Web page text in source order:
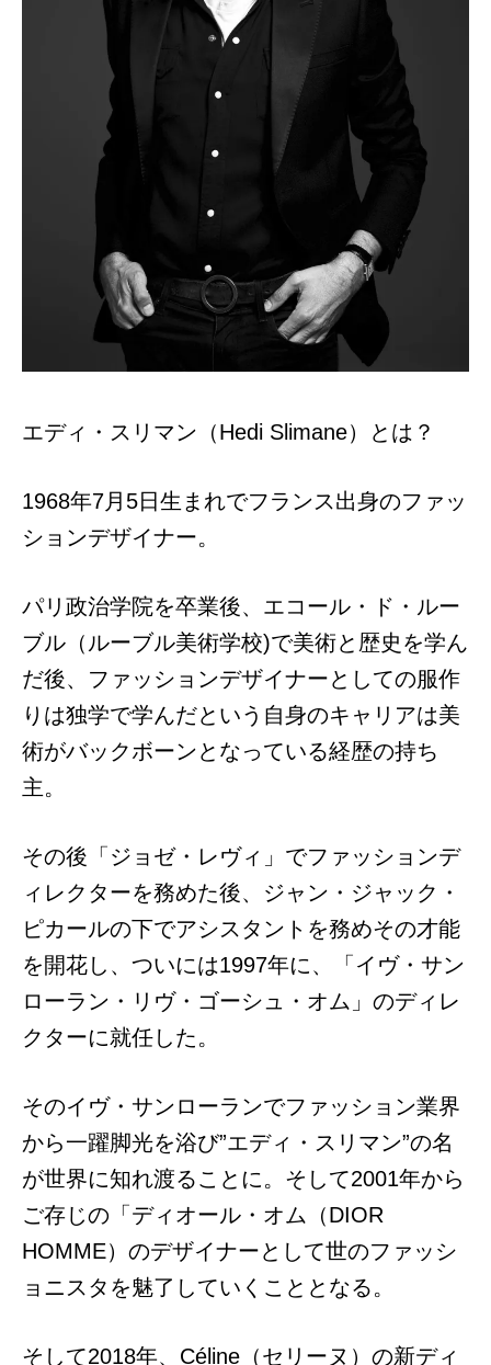
エディ・スリマン（Hedi Slimane）とは？
1968年7月5日生まれでフランス出身のファッ
ションデザイナー。
パリ政治学院を卒業後、エコール・ド・ルー
ブル（ルーブル美術学校)で美術と歴史を学ん
だ後、ファッションデザイナーとしての服作
りは独学で学んだという自身のキャリアは美
術がバックボーンとなっている経歴の持ち
主。
その後「ジョゼ・レヴィ」でファッションデ
ィレクターを務めた後、ジャン・ジャック・
ピカールの下でアシスタントを務めその才能
を開花し、ついには1997年に、「イヴ・サン
ローラン・リヴ・ゴーシュ・オム」のディレ
クターに就任した。
そのイヴ・サンローランでファッション業界
から一躍脚光を浴び”エディ・スリマン”の名
が世界に知れ渡ることに。そして2001年から
ご存じの「ディオール・オム（DIOR
HOMME）のデザイナーとして世のファッシ
ョニスタを魅了していくこととなる。
そして2018年、Céline（セリーヌ）の新ディ